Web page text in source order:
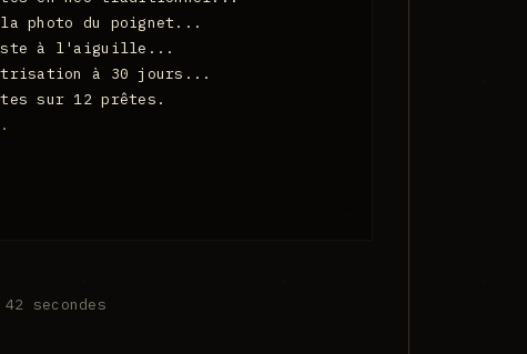
photo du poignet...
à l'aiguille...
à 30 jours...
sur 12 prêtes.
secondes